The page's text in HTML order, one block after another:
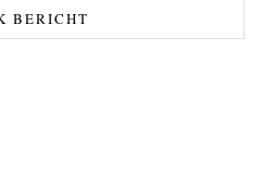
BERICHT